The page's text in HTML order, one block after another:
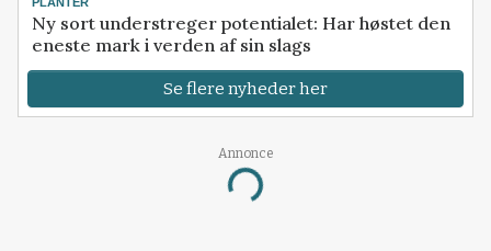
PLANTER
Ny sort understreger potentialet: Har høstet den
eneste mark i verden af sin slags
Se flere nyheder her
Annonce
Loading...